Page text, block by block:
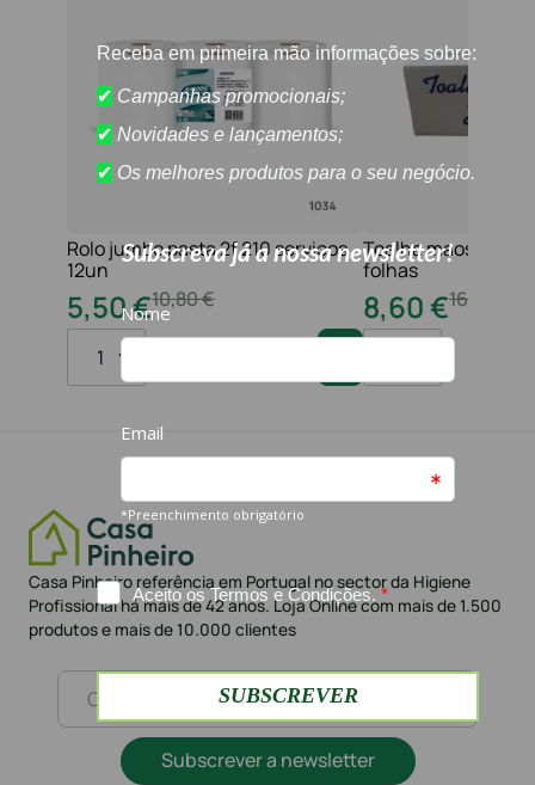
Rolo jumbo pasta 2f 210 serviços
12un
10,80€
5,50€
1
Toalha maos 2f
folhas
16
8,60€
Casa Pinheiro referência em Portugal no sector da Higiene
Profissional há mais de 42 anos. Loja Online com mais de 1.500
produtos e mais de 10.000 clientes
Subscrever a newsletter